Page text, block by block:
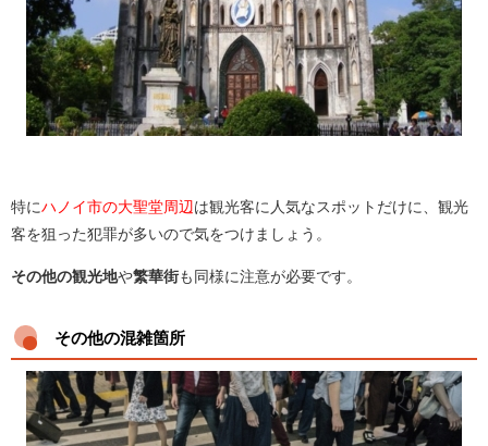
特にハノイ市の大聖堂周辺 は観光客に人気なスポットだけに、観光
客を狙った犯罪が多いので気をつけましょう。
その他の観光地や繁華街も同様に注意が必要です。
その他の混雑箇所